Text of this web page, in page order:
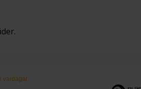
vardagar.